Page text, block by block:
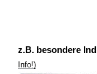
z.B. besondere
Info!)